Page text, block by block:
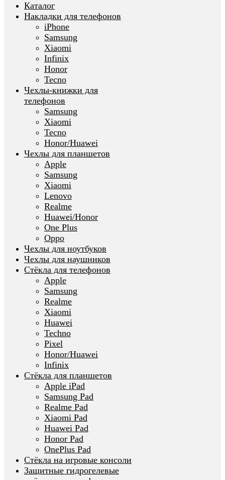
Каталог
Накладки для телефонов
iPhone
Samsung
Xiaomi
Infinix
Honor
Tecno
Чехлы-книжки для
телефонов
Samsung
Xiaomi
Tecno
Honor/Huawei
Чехлы для планшетов
Apple
Samsung
Xiaomi
Lenovo
Realme
Huawei/Honor
One Plus
Oppo
Чехлы для ноутбуков
Чехлы для наушников
Стёкла для телефонов
Apple
Samsung
Realme
Xiaomi
Huawei
Techno
Pixel
Honor/Huawei
Infinix
Стёкла для планшетов
Apple iPad
Samsung Pad
Realme Pad
Xiaomi Pad
Huawei Pad
Honor Pad
OnePlus Pad
Стёкла на игровые консоли
Защитные гидрогелевые